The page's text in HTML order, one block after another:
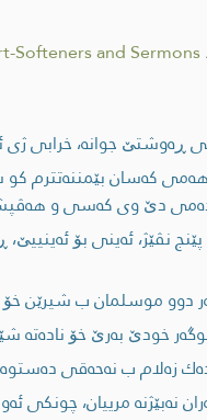
Softeners and Sermons
ڕه‌وشتێ جوانه‌، خرابی
هه‌می كه‌سان بێمننه‌تترم
دێ وی كه‌سی و
نڤێژ، ئه‌ینی بۆ
دوو موسلمان ب شیرێن
خودێ به‌رێ خۆ ناده‌ته‌
زه‌لام ب نه‌حه‌قی
نه‌بێژنه‌ مرییان،